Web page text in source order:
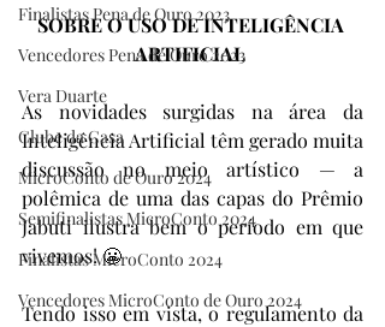
Finalistas Pena de Ouro 2023
Vencedores Pena de Ouro 2023
Vera Duarte
Clube da Casa
MicroConto de Ouro 2024
Semifinalistas MicroConto 2024
Finalistas MicroConto 2024
Vencedores MicroConto de Ouro 2024
SOBRE O USO DE INTELIGÊNCIA
ARTIFICIAL
As novidades surgidas na área da
Inteligência Artificial têm gerado muita
discussão no meio artístico — a
polêmica de uma das capas do Prêmio
Jabuti ilustra bem o período em que
vivemos! 😬
Tendo isso em vista, o regulamento da